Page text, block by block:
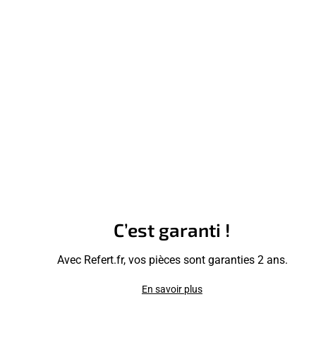
C’est garanti !
Avec Refert.fr, vos pièces sont garanties 2 ans.
En savoir plus